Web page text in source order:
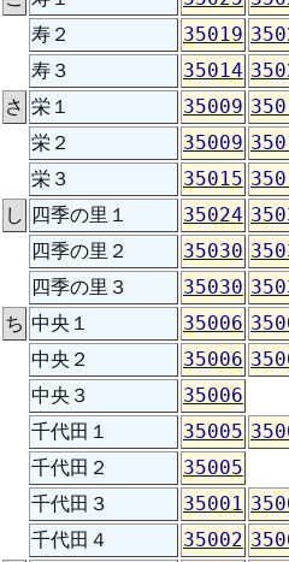
寿２
35019
寿３
35014
さ 栄１ 35009
栄２
35009
栄３
35015
し 四季の里１ 35024
四季の里２
35030
四季の里３
35030
ち 中央１ 35006
中央２
35006
中央３
35006
千代田１
35005
千代田２
35005
千代田３
35001
千代田４
35002